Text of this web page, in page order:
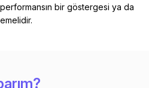
bir göstergesi ya da